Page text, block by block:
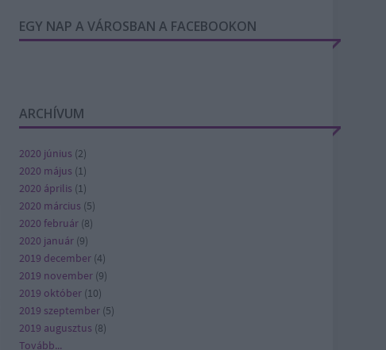
EGY NAP A VÁROSBAN A FACEBOOKON
ARCHÍVUM
2020 június (2)
2020 május (1)
2020 április (1)
2020 március (5)
2020 február (8)
2020 január (9)
2019 december (4)
2019 november (9)
2019 október (10)
2019 szeptember (5)
2019 augusztus (8)
Tovább...